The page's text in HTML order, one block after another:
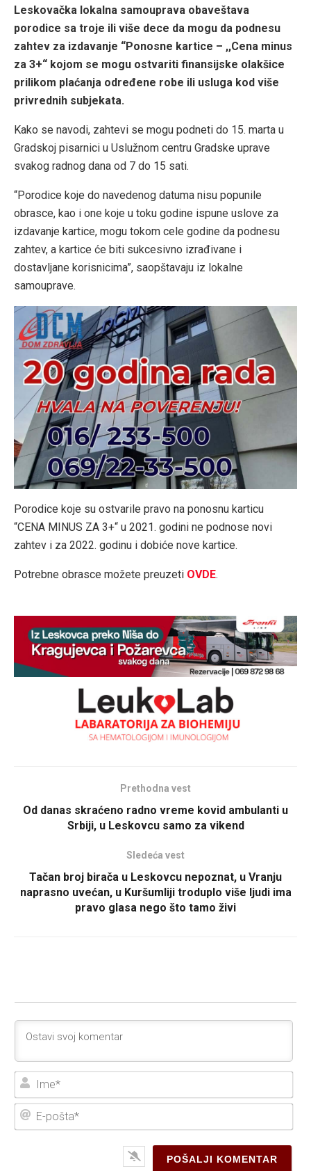
Leskovačka lokalna samouprava obaveštava
porodice sa troje ili više dece da mogu da podnesu
zahtev za izdavanje “Ponosne kartice – ,,Cena minus
za 3+“ kojom se mogu ostvariti finansijske olakšice
prilikom plaćanja određene robe ili usluga kod više
privrednih subjekata.
Kako se navodi, zahtevi se mogu podneti do 15. marta u
Gradskoj pisarnici u Uslužnom centru Gradske uprave
svakog radnog dana od 7 do 15 sati.
“Porodice koje do navedenog datuma nisu popunile
obrasce, kao i one koje u toku godine ispune uslove za
izdavanje kartice, mogu tokom cele godine da podnesu
zahtev, a kartice će biti sukcesivno izrađivane i
dostavljane korisnicima”, saopštavaju iz lokalne
samouprave.
Porodice koje su ostvarile pravo na ponosnu karticu
“CENA MINUS ZA 3+“ u 2021. godini ne podnose novi
zahtev i za 2022. godinu i dobiće nove kartice.
Potrebne obrasce možete preuzeti OVDE.
Prethodna vest
Od danas skraćeno radno vreme kovid ambulanti u
Srbiji, u Leskovcu samo za vikend
Sledeća vest
Tačan broj birača u Leskovcu nepoznat, u Vranju
naprasno uvećan, u Kuršumliji troduplo više ljudi ima
pravo glasa nego što tamo živi
E-